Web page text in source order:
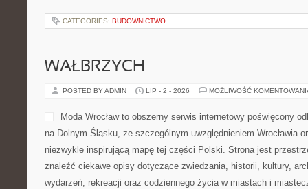
CATEGORIES: BUDOWNICTWO
WAŁBRZYCH
POSTED BY ADMIN LIP - 2 - 2026 MOŻLIWOŚĆ
Moda Wrocław to obszerny serwis internetowy poświęcony
na Dolnym Śląsku, ze szczególnym uwzględnieniem Wrocławia
niezwykle inspirującą mapę tej części Polski. Strona jest
znaleźć ciekawe opisy dotyczące zwiedzania, historii, kultury,
wydarzeń, rekreacji oraz codziennego życia w miastach i